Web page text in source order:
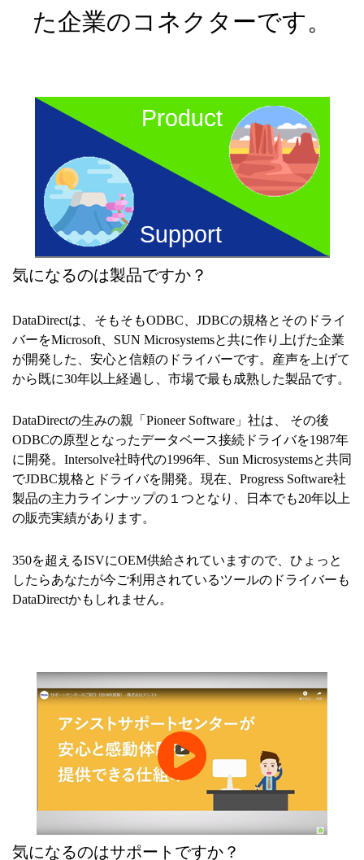
た企業のコネクターです。
気になるのは製品ですか？
DataDirectは、そもそもODBC、JDBCの規格とそのドライ
バーをMicrosoft、SUN Microsystemsと共に作り上げた企業
が開発した、安心と信頼のドライバーです。産声を上げて
から既に30年以上経過し、市場で最も成熟した製品です。
DataDirectの生みの親「Pioneer Software」社は、 その後
ODBCの原型となったデータベース接続ドライバを1987年
に開発。Intersolve社時代の1996年、Sun Microsystemsと共同
でJDBC規格とドライバを開発。現在、Progress Software社
製品の主力ラインナップの１つとなり、日本でも20年以上
の販売実績があります。
350を超えるISVにOEM供給されていますので、ひょっと
したらあなたが今ご利用されているツールのドライバーも
DataDirectかもしれません。
気になるのはサポートですか？